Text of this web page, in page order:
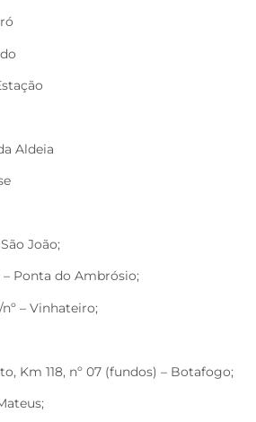
Aldeia
João;
– Ponta do Ambrósio;
– Vinhateiro;
Km 118, nº 07 (fundos) – Botafogo;